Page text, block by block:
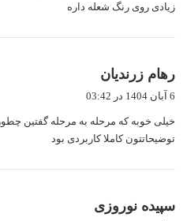
زیادی روی رنگ شعله داره
رهام زرندیان
:
6 آبان 1404 در 03:42
خیلی خوبه که مرحله به مرحله گفتین
توضیحاتتون کاملا کاربردی بود
سپیده نوروزی